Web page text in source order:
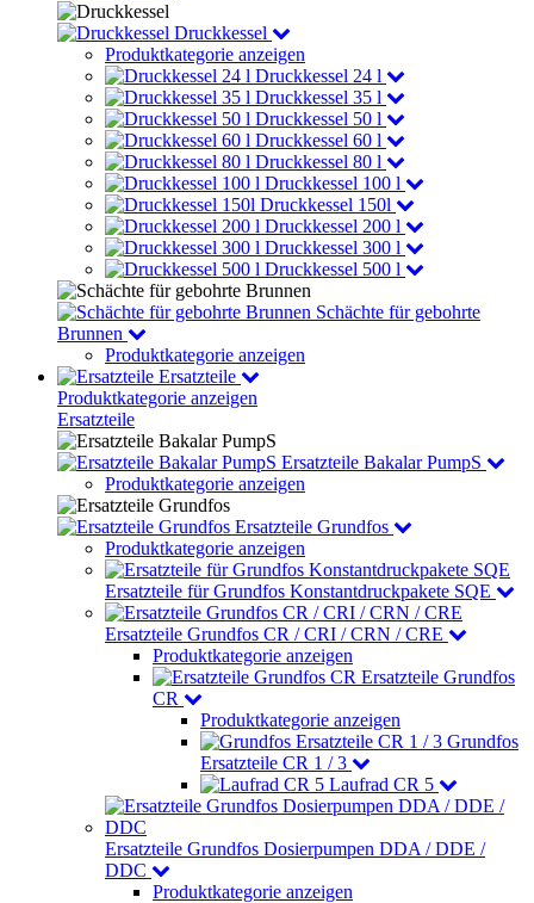
Druckkessel
Produktkategorie anzeigen
Druckkessel 24 l
Druckkessel 35 l
Druckkessel 50 l
Druckkessel 60 l
Druckkessel 80 l
Druckkessel 100 l
Druckkessel 150l
Druckkessel 200 l
Druckkessel 300 l
Druckkessel 500 l
Schächte für gebohrte
Brunnen
Produktkategorie anzeigen
Ersatzteile
Produktkategorie anzeigen
Ersatzteile
Ersatzteile Bakalar PumpS
Produktkategorie anzeigen
Ersatzteile Grundfos
Produktkategorie anzeigen
Ersatzteile für Grundfos Konstantdruckpakete SQE
Ersatzteile Grundfos CR / CRI / CRN / CRE
Produktkategorie anzeigen
Ersatzteile Grundfos
CR
Produktkategorie anzeigen
Grundfos
Ersatzteile CR 1 / 3
Laufrad CR 5
Ersatzteile Grundfos Dosierpumpen DDA / DDE /
DDC
Produktkategorie anzeigen